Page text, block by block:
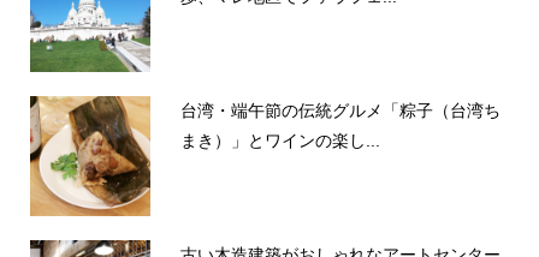
台湾・端午節の伝統グルメ「粽子（台湾ち